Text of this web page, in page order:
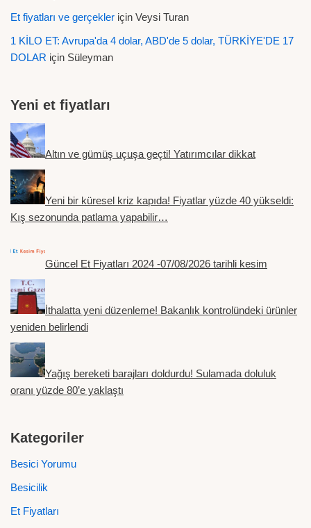
Et fiyatları ve gerçekler için Veysi Turan
1 KİLO ET: Avrupa'da 4 dolar, ABD'de 5 dolar, TÜRKİYE'DE 17
DOLAR için Süleyman
Yeni et fiyatları
Altın ve gümüş uçuşa geçti! Yatırımcılar dikkat
Yeni bir küresel kriz kapıda! Fiyatlar yüzde 40 yükseldi:
Kış sezonunda patlama yapabilir…
Güncel Et Fiyatları 2024 -07/08/2026 tarihli kesim
İthalatta yeni düzenleme! Bakanlık kontrolündeki ürünler
yeniden belirlendi
Yağış bereketi barajları doldurdu! Sulamada doluluk
oranı yüzde 80’e yaklaştı
Kategoriler
Besici Yorumu
Besicilik
Et Fiyatları